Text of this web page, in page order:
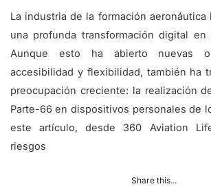
La industria de la formación aeronáutica
una profunda transformación digital
Aunque esto ha abierto nuevas
accesibilidad y flexibilidad, también ha
preocupación creciente: la realización
Parte-66 en dispositivos personales de
este artículo, desde 360 Aviation
riesgos
Share this...